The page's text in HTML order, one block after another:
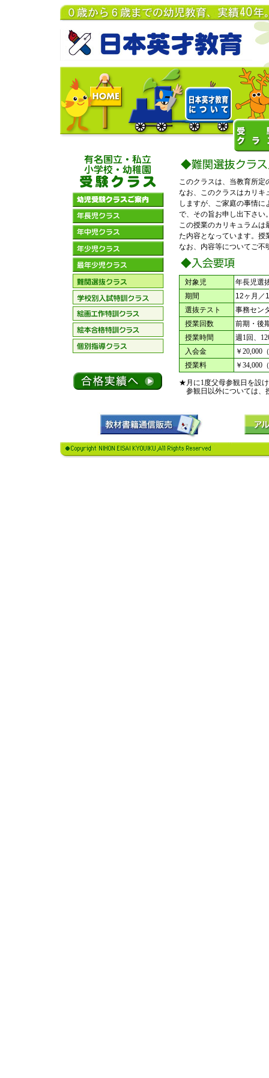
このクラスは、当教育所定
なお、このクラスはカリキ
しますが、ご家庭の事情
で、その旨お申し出下さい
この授業のカリキュラムは
た内容となっています。授
なお、内容等についてご不
対象児
年長児選
期間
12ヶ月／
選抜テスト
事務セン
授業回数
前期・後
授業時間
週1回、
入会金
￥20,000
授業料 ￥34,000
★月に1度父母参観日を設
参観日以外については、